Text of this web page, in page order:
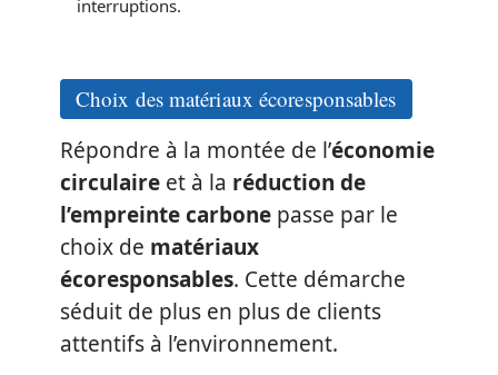
interruptions.
Choix des matériaux écoresponsables
Répondre à la montée de l’économie
circulaire et à la réduction de
l’empreinte carbone passe par le
choix de matériaux
écoresponsables. Cette démarche
séduit de plus en plus de clients
attentifs à l’environnement.